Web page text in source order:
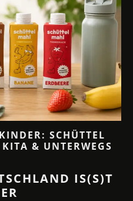
SCHÜTTEL
& UNTERWEGS
IS(S)T